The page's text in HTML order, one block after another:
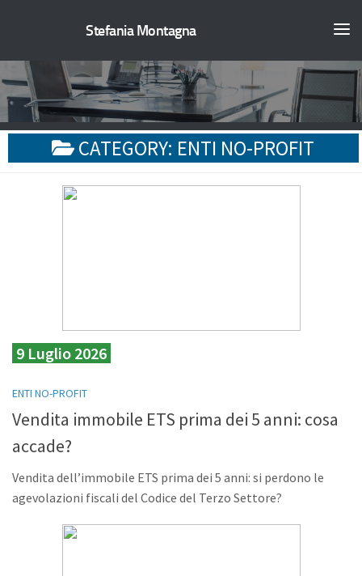
Stefania Montagna
CATEGORY: ENTI NO-PROFIT
9 Luglio 2026
ENTI NO-PROFIT
Vendita immobile ETS prima dei 5 anni: cosa
accade?
Vendita dell’immobile ETS prima dei 5 anni: si perdono le
agevolazioni fiscali del Codice del Terzo Settore?